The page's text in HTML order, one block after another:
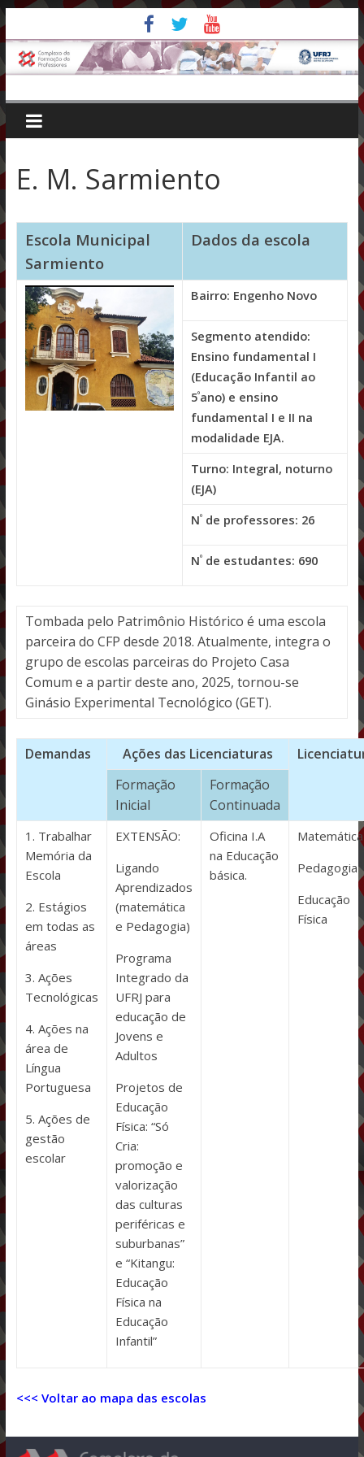
para
conteúdo
E. M. Sarmiento
Escola Municipal
Sarmiento
Dados da escola
Bairro: Engenho Novo
Segmento atendido:
Ensino fundamental I
(Educação Infantil ao
5ºano) e ensino
fundamental I e II na
modalidade EJA.
Turno: Integral, noturno
(EJA)
Nºde professores: 26
Nºde estudantes: 690
Tombada pelo Patrimônio Histórico é uma escola
parceira do CFP desde 2018. Atualmente, integra o
grupo de escolas parceiras do Projeto Casa
Comum e a partir deste ano, 2025, tornou-se
Ginásio Experimental Tecnológico (GET).
Demandas Ações das Licenciaturas
Formação
Inicial
Formação
Continuada
1. Trabalhar
Memória da
Escola
2. Estágios
em todas as
áreas
3. Ações
Tecnológicas
4. Ações na
área de
Língua
Portuguesa
5. Ações de
gestão
escolar
EXTENSÃO:
Ligando
Aprendizados
(matemática
e Pedagogia)
Programa
Integrado da
UFRJ para
educação de
Jovens e
Adultos
Projetos de
Educação
Física: “Só
Cria:
promoção e
valorização
das culturas
periféricas e
suburbanas”
e “Kitangu:
Educação
Física na
Educação
Infantil”
Oficina I.A
na Educação
básica.
Matemática
Pedagogia
Educação
Física
<<< Voltar ao mapa das escolas